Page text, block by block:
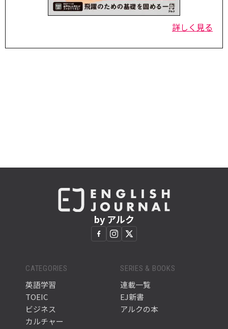
詳しく見る
by アルク
CATEGORIES
英語学習
TOEIC
ビジネス
カルチャー
SERIES & BOOKS
連載一覧
EJ新書
アルクの本